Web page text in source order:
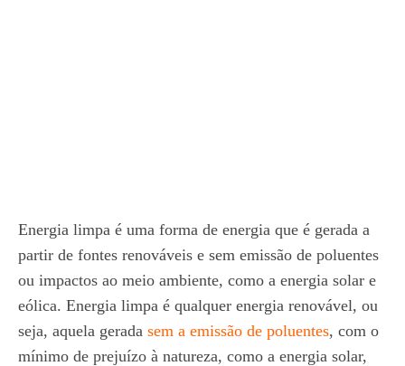
Energia limpa é uma forma de energia que é gerada a
partir de fontes renováveis e sem emissão de poluentes
ou impactos ao meio ambiente, como a energia solar e
eólica. Energia limpa é qualquer energia renovável, ou
seja, aquela gerada sem a emissão de poluentes, com o
mínimo de prejuízo à natureza, como a energia solar,